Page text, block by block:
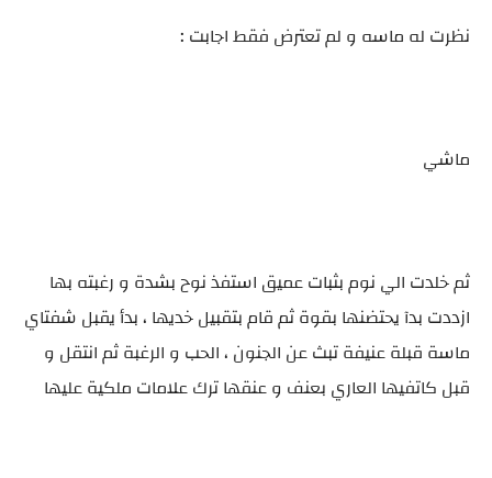
نظرت له ماسه و لم تعترض فقط اجابت :
ماشي
ثم خلدت الي نوم بثبات عميق استفذ نوح بشدة و رغبته بها
ازددت بدآ يحتضنها بقوة ثم قام بتقبيل خديها ، بدأ يقبل شفتاي
ماسة قبلة عنيفة تبث عن الجنون ، الحب و الرغبة ثم انتقل و
قبل كاتفيها العاري بعنف و عنقها ترك علامات ملكية عليها